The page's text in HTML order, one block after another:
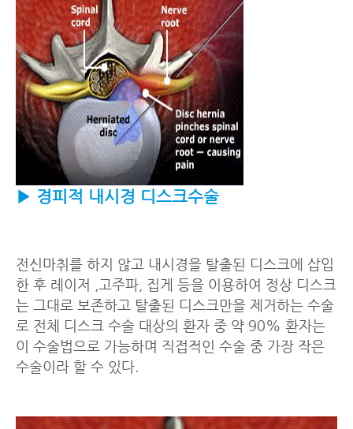
▶ 경피적 내시경 디스크수술
전신마취를 하지 않고 내시경을 탈출된 디스크에 삽입
한 후 레이저 ,고주파, 집게 등을 이용하여 정상 디스크
는 그대로 보존하고 탈출된 디스크만을 제거하는 수술
로 전체 디스크 수술 대상의 환자 중 약 90% 환자는
이 수술법으로 가능하며 직접적인 수술 중 가장 작은
수술이라 할 수 있다.